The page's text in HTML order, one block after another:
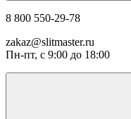
8 800 550-29-78
zakaz@slitmaster.ru
Пн-пт, с 9:00 до 18:00